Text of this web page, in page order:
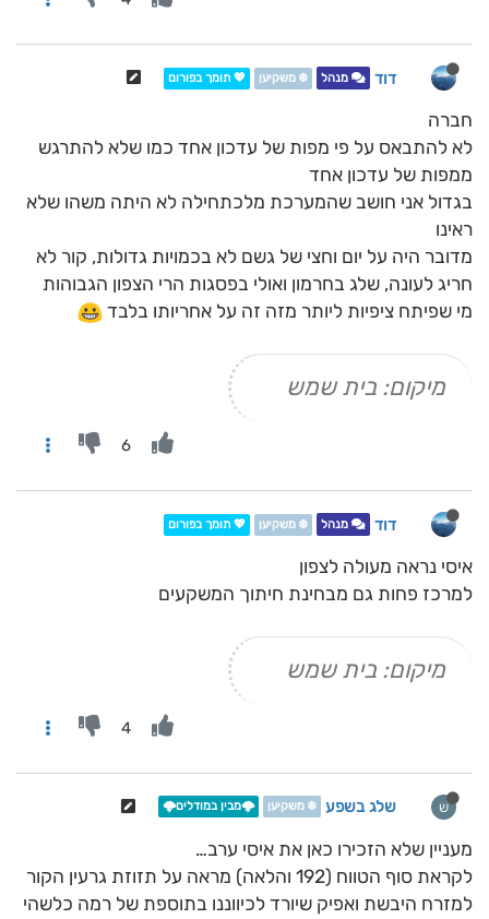
דוד מנהל ❄️ משקיען 💖 תומך בפורום
חברה
לא להתבאס על פי מפות של עדכון אחד כמו שלא להתרגש
ממפות של עדכון אחד
בגדול אני חושב שהמערכת מלכתחילה לא היתה משהו שלא
ראינו
מדובר היה על יום וחצי של גשם לא בכמויות גדולות, קור לא
חריג לעונה, שלג בחרמון ואולי בפסגות הרי הצפון הגבוהות
מי שפיתח ציפיות ליותר מזה זה על אחריותו בלבד
מיקום: בית שמש
6
דוד מנהל ❄️ משקיען 💖 תומך בפורום
איסי נראה מעולה לצפון
למרכז פחות גם מבחינת חיתוך המשקעים
מיקום: בית שמש
4
ש שלג בשפע ❄️ משקיען 🌩️מבין במודלים🌩️
מעניין שלא הזכירו כאן את איסי ערב…
לקראת סוף הטווח (192 והלאה) מראה על תזוזת גרעין הקור
למזרח היבשת ואפיק שיורד לכיווננו בתוספת של רמה כלשהי